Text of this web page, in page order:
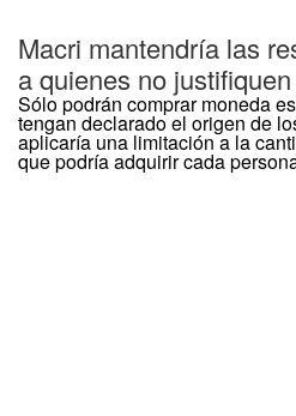
Macri mantendría las
a quienes no
Sólo podrán comprar moneda
tengan declarado el origen de
aplicaría una limitación a la
que podría adquirir cada